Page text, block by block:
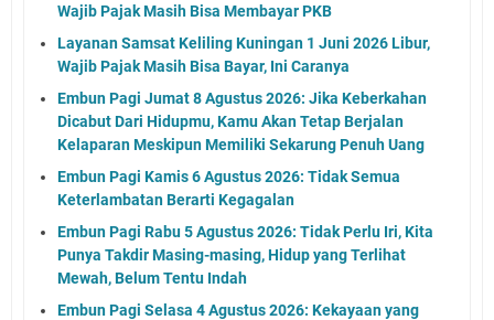
Wajib Pajak Masih Bisa Membayar PKB
Layanan Samsat Keliling Kuningan 1 Juni 2026 Libur,
Wajib Pajak Masih Bisa Bayar, Ini Caranya
Embun Pagi Jumat 8 Agustus 2026: Jika Keberkahan
Dicabut Dari Hidupmu, Kamu Akan Tetap Berjalan
Kelaparan Meskipun Memiliki Sekarung Penuh Uang
Embun Pagi Kamis 6 Agustus 2026: Tidak Semua
Keterlambatan Berarti Kegagalan
Embun Pagi Rabu 5 Agustus 2026: Tidak Perlu Iri, Kita
Punya Takdir Masing-masing, Hidup yang Terlihat
Mewah, Belum Tentu Indah
Embun Pagi Selasa 4 Agustus 2026: Kekayaan yang